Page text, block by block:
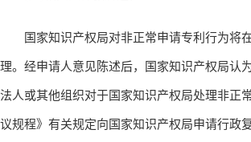
国家知识产权局对非正常申请专利行为将在
理。经申请人意见陈述后，国家知识产权局认
法人或其他组织对于国家知识产权局处理非正
议规程》有关规定向国家知识产权局申请行政